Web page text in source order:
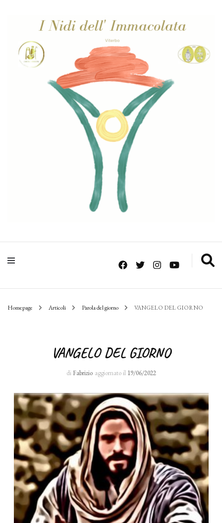
Homepage Articoli Parola del giorno VANGELO DEL GIORNO
VANGELO DEL GIORNO
di Fabrizio aggiornato il 19/06/2022